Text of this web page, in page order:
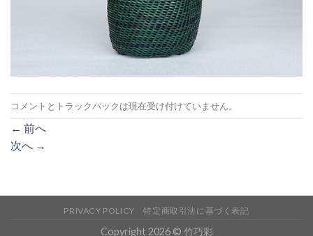
コメントとトラックバックは現在受け付けていません。
← 前へ
次へ →
PRIVACY POLICY 特定商取引法に基づく表記
Copyright 2026 © 竹巧彩